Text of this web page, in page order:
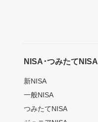
NISA･つみたてNISA
新NISA
一般NISA
つみたてNISA